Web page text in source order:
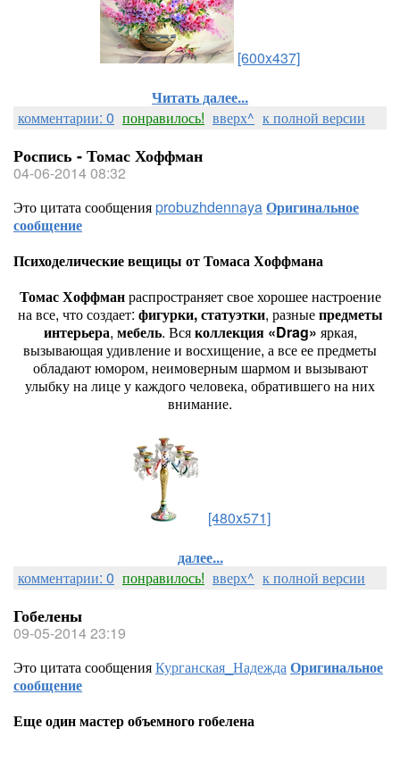
[600x437]
Читать далее...
комментарии: 0 понравилось! вверх^ к полной версии
Роспись - Томас Хоффман
04-06-2014 08:32
Это цитата сообщенияprobuzhdennayaОригинальное
сообщение
Психоделические вещицы от Томаса Хоффмана
Томас Хоффманраспространяет свое хорошее настроение
на все, что создает: фигурки, статуэтки, разныепредметы
интерьера, мебель. Всяколлекция «Drag» яркая,
вызывающая удивление и восхищение, а все ее предметы
обладают юмором, неимоверным шармом и вызывают
улыбку на лице у каждого человека, обратившего на них
внимание.
[480x571]
далее...
комментарии: 0 понравилось! вверх^ к полной версии
Гобелены
09-05-2014 23:19
Это цитата сообщенияКурганская_НадеждаОригинальное
сообщение
Еще один мастер объемного гобелена